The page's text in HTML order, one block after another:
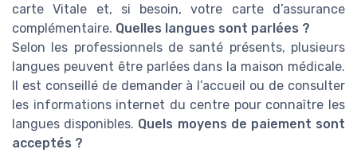
carte Vitale et, si besoin, votre carte d’assurance
complémentaire. Quelles langues sont parlées ?
Selon les professionnels de santé présents, plusieurs
langues peuvent être parlées dans la maison médicale.
Il est conseillé de demander à l’accueil ou de consulter
les informations internet du centre pour connaître les
langues disponibles. Quels moyens de paiement sont
acceptés ?